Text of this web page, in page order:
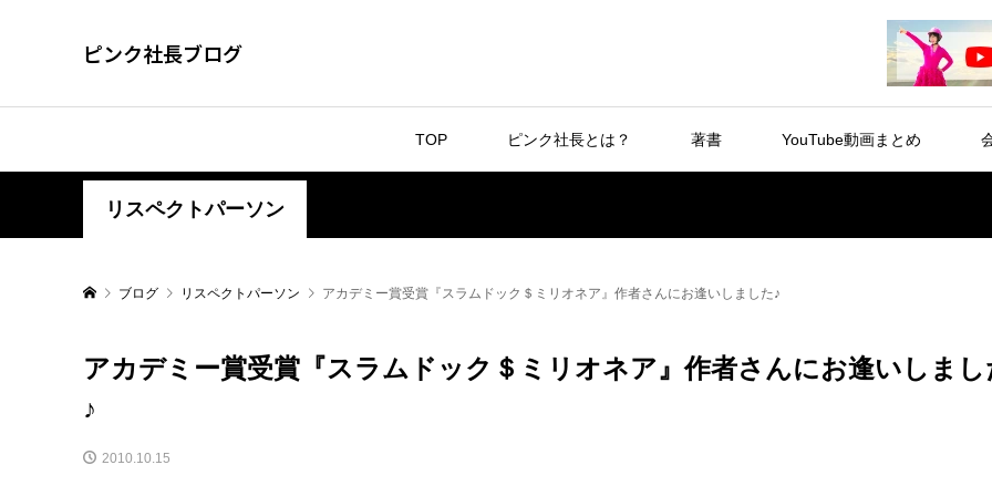
ピンク社長ブログ
TOP ピンク社長とは？ 著書 YouTube動画まとめ
リスペクトパーソン
ブログ リスペクトパーソン アカデミー賞受賞『スラムドック＄ミリオネア』作者さんにお逢いしました♪
アカデミー賞受賞『スラムドック＄ミリオネア』作者さんにお逢いしまし
♪
2010.10.15